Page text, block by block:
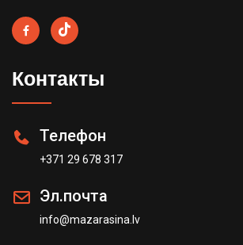
Контакты
Телефон
+371 29 678 317
Эл.почта
info@mazarasina.lv